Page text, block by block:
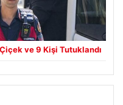
ve 9 Kişi Tutuklandı